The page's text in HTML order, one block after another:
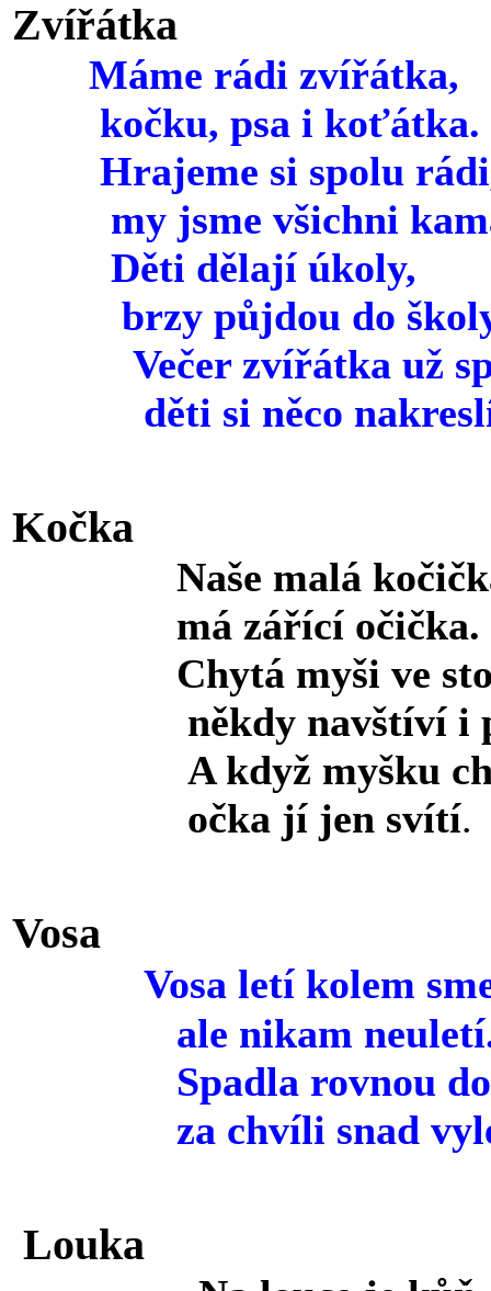
Zvířátka
Máme rádi zvířátka,
kočku, psa i koťátka.
Hrajeme si spolu
my jsme všichni
Děti dělají úkoly,
brzy půjdou do
Večer zvířátka už
děti si něco
Kočka
Naše malá
má zářící očička.
Chytá myši ve
někdy navštíví i
A když myšku
očka jí jen svítí.
Vosa
Vosa letí kolem
ale nikam
Spadla rovnou do
za chvíli snad
Louka